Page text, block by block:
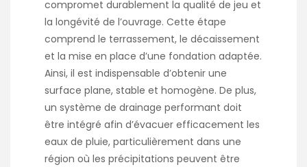
compromet durablement la qualité de jeu et
la longévité de l’ouvrage. Cette étape
comprend le terrassement, le décaissement
et la mise en place d’une fondation adaptée.
Ainsi, il est indispensable d’obtenir une
surface plane, stable et homogène. De plus,
un système de drainage performant doit
être intégré afin d’évacuer efficacement les
eaux de pluie, particulièrement dans une
région où les précipitations peuvent être